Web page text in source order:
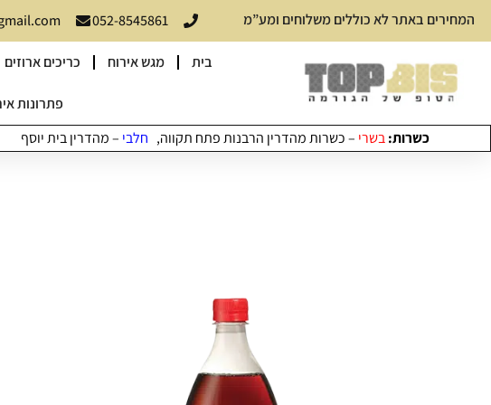
המחירים באתר לא כוללים משלוחים ומע”מ 052-8545861
בית מגש אירוח כריכים ארוזים
פתרונות
כשרות:בשרי – כשרות מהדרין הרבנות פתח תקווה, חלבי – מהדרין בית יוסף